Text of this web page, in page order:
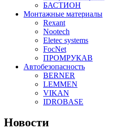
БАСТИОН
Монтажные материалы
Rexant
Nootech
Eletec systems
FocNet
ПРОМРУКАВ
Автобезопасность
BERNER
LEMMEN
VIKAN
IDROBASE
Новости